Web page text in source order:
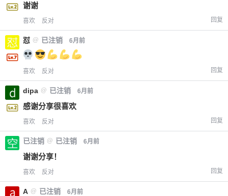
谢谢
喜欢 反对 回复
怼 @ 已注销 6月前
喜欢 反对 回复
dipa @ 已注销 6月前
感谢分享很喜欢
喜欢 反对 回复
已注销 @ 已注销 6月前
谢谢分享！
喜欢 反对 回复
A @ 已注销 6月前